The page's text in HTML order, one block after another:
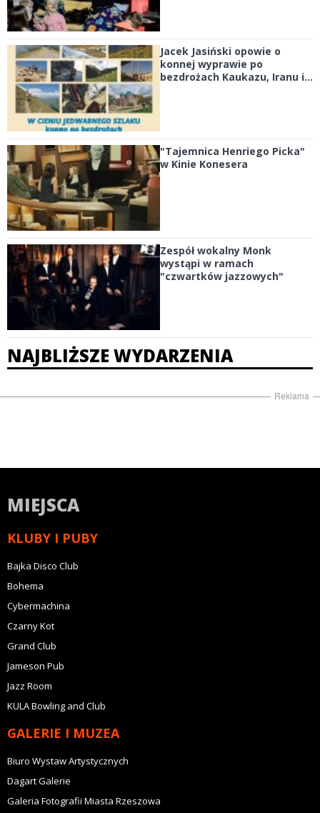
Jacek Jasiński opowie o
konnej wyprawie po
bezdrożach Kaukazu, Iranu i...
"Tajemnica Henriego Picka"
w Kinie Konesera
Zespół wokalny Monk
wystąpi w ramach
"czwartków jazzowych"
NAJBLIŻSZE WYDARZENIA
Reklama
MIEJSCA
KLUBY I PUBY
Bajka Disco Club
Bohema
Cybermachina
Czarny Kot
Grand Club
Jameson Pub
Jazz Room
KULA Bowling and Club
GALERIE I MUZEA
Biuro Wystaw Artystycznych
Dagart Galerie
Galeria Fotografii Miasta Rzeszowa